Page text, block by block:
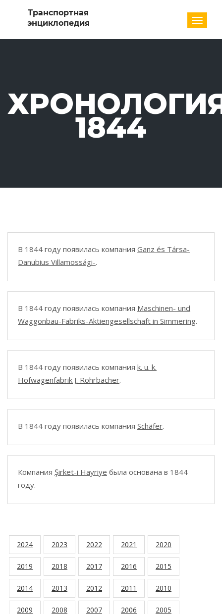
1844
В 1844 году появилась компания Ganz és Társa-
Danubius Villamossági-.
В 1844 году появилась компания Maschinen- und
Waggonbau-Fabriks-Aktiengesellschaft in Simmering.
В 1844 году появилась компания k. u. k.
Hofwagenfabrik J. Rohrbacher.
В 1844 году появилась компания Schäfer.
Компания Şirket-i Hayriye была основана в 1844
году.
2024 2023 2022 2021 2020
2019 2018 2017 2016 2015
2014 2013 2012 2011 2010
2009 2008 2007 2006 2005